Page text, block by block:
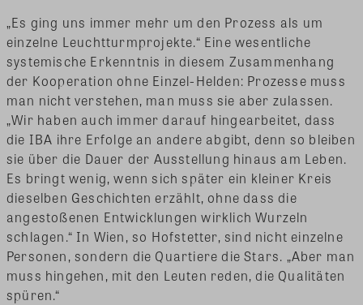
„Es ging uns immer mehr um den Prozess als um
einzelne Leuchtturmprojekte.“ Eine wesentliche
systemische Erkenntnis in diesem Zusammenhang
der Kooperation ohne Einzel-Helden: Prozesse muss
man nicht verstehen, man muss sie aber zulassen.
„Wir haben auch immer darauf hingearbeitet, dass
die IBA ihre Erfolge an andere abgibt, denn so bleiben
sie über die Dauer der Ausstellung hinaus am Leben.
Es bringt wenig, wenn sich später ein kleiner Kreis
dieselben Geschichten erzählt, ohne dass die
angestoßenen Entwicklungen wirklich Wurzeln
schlagen.“ In Wien, so Hofstetter, sind nicht einzelne
Personen, sondern die Quartiere die Stars. „Aber man
muss hingehen, mit den Leuten reden, die Qualitäten
spüren.“